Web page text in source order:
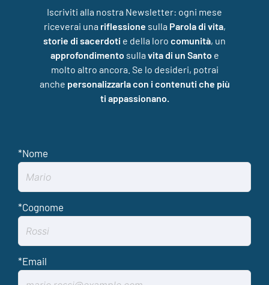
Iscriviti alla nostra Newsletter: ogni mese
riceverai una riflessione sulla Parola di vita,
storie di sacerdoti e della loro comunità, un
approfondimento sulla vita di un Santo e
molto altro ancora. Se lo desideri, potrai
anche personalizzarla con i contenuti che più
ti appassionano.